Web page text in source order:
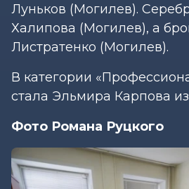
Луньков (Могилев).
Халипова (Могилев), а
Листратенко (Могилев).
В категории
стала Эльмира Карпова
Фото Романа Руцкого